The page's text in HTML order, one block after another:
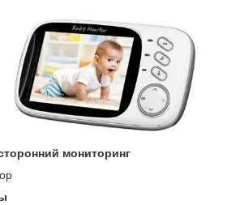
мониторинг